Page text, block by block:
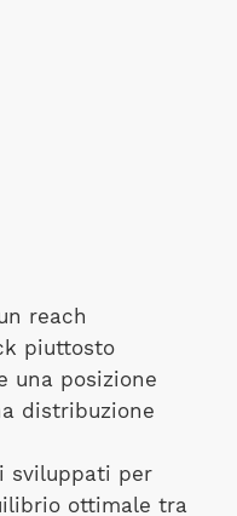
reach
piuttosto
una posizione
distribuzione
sviluppati per
ottimale tra